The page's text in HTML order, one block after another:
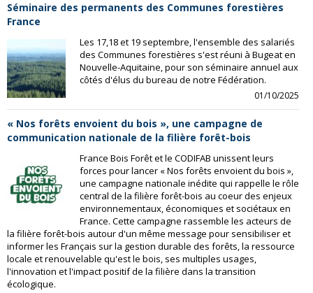
Séminaire des permanents des Communes forestières
France
Les 17,18 et 19 septembre, l'ensemble des salariés
des Communes forestières s'est réuni à Bugeat en
Nouvelle-Aquitaine, pour son séminaire annuel aux
côtés d'élus du bureau de notre Fédération.
01/10/2025
« Nos forêts envoient du bois », une campagne de
communication nationale de la filière forêt-bois
France Bois Forêt et le CODIFAB unissent leurs
forces pour lancer « Nos forêts envoient du bois »,
une campagne nationale inédite qui rappelle le rôle
central de la filière forêt-bois au coeur des enjeux
environnementaux, économiques et sociétaux en
France. Cette campagne rassemble les acteurs de
la filière forêt-bois autour d'un même message pour sensibiliser et
informer les Français sur la gestion durable des forêts, la ressource
locale et renouvelable qu'est le bois, ses multiples usages,
l'innovation et l'impact positif de la filière dans la transition
écologique.